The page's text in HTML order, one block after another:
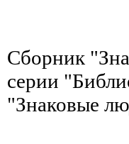
Сборник
серии
"Знаковые